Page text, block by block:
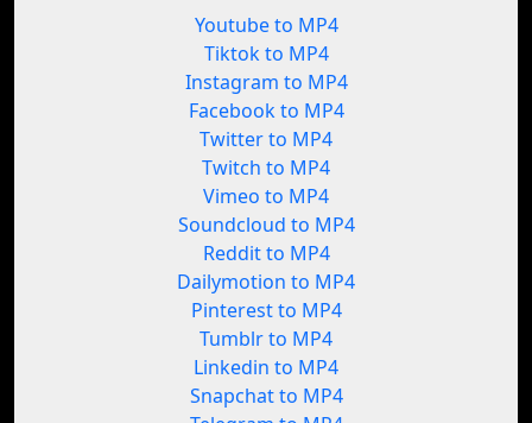
Youtube to MP4
Tiktok to MP4
Instagram to MP4
Facebook to MP4
Twitter to MP4
Twitch to MP4
Vimeo to MP4
Soundcloud to MP4
Reddit to MP4
Dailymotion to MP4
Pinterest to MP4
Tumblr to MP4
Linkedin to MP4
Snapchat to MP4